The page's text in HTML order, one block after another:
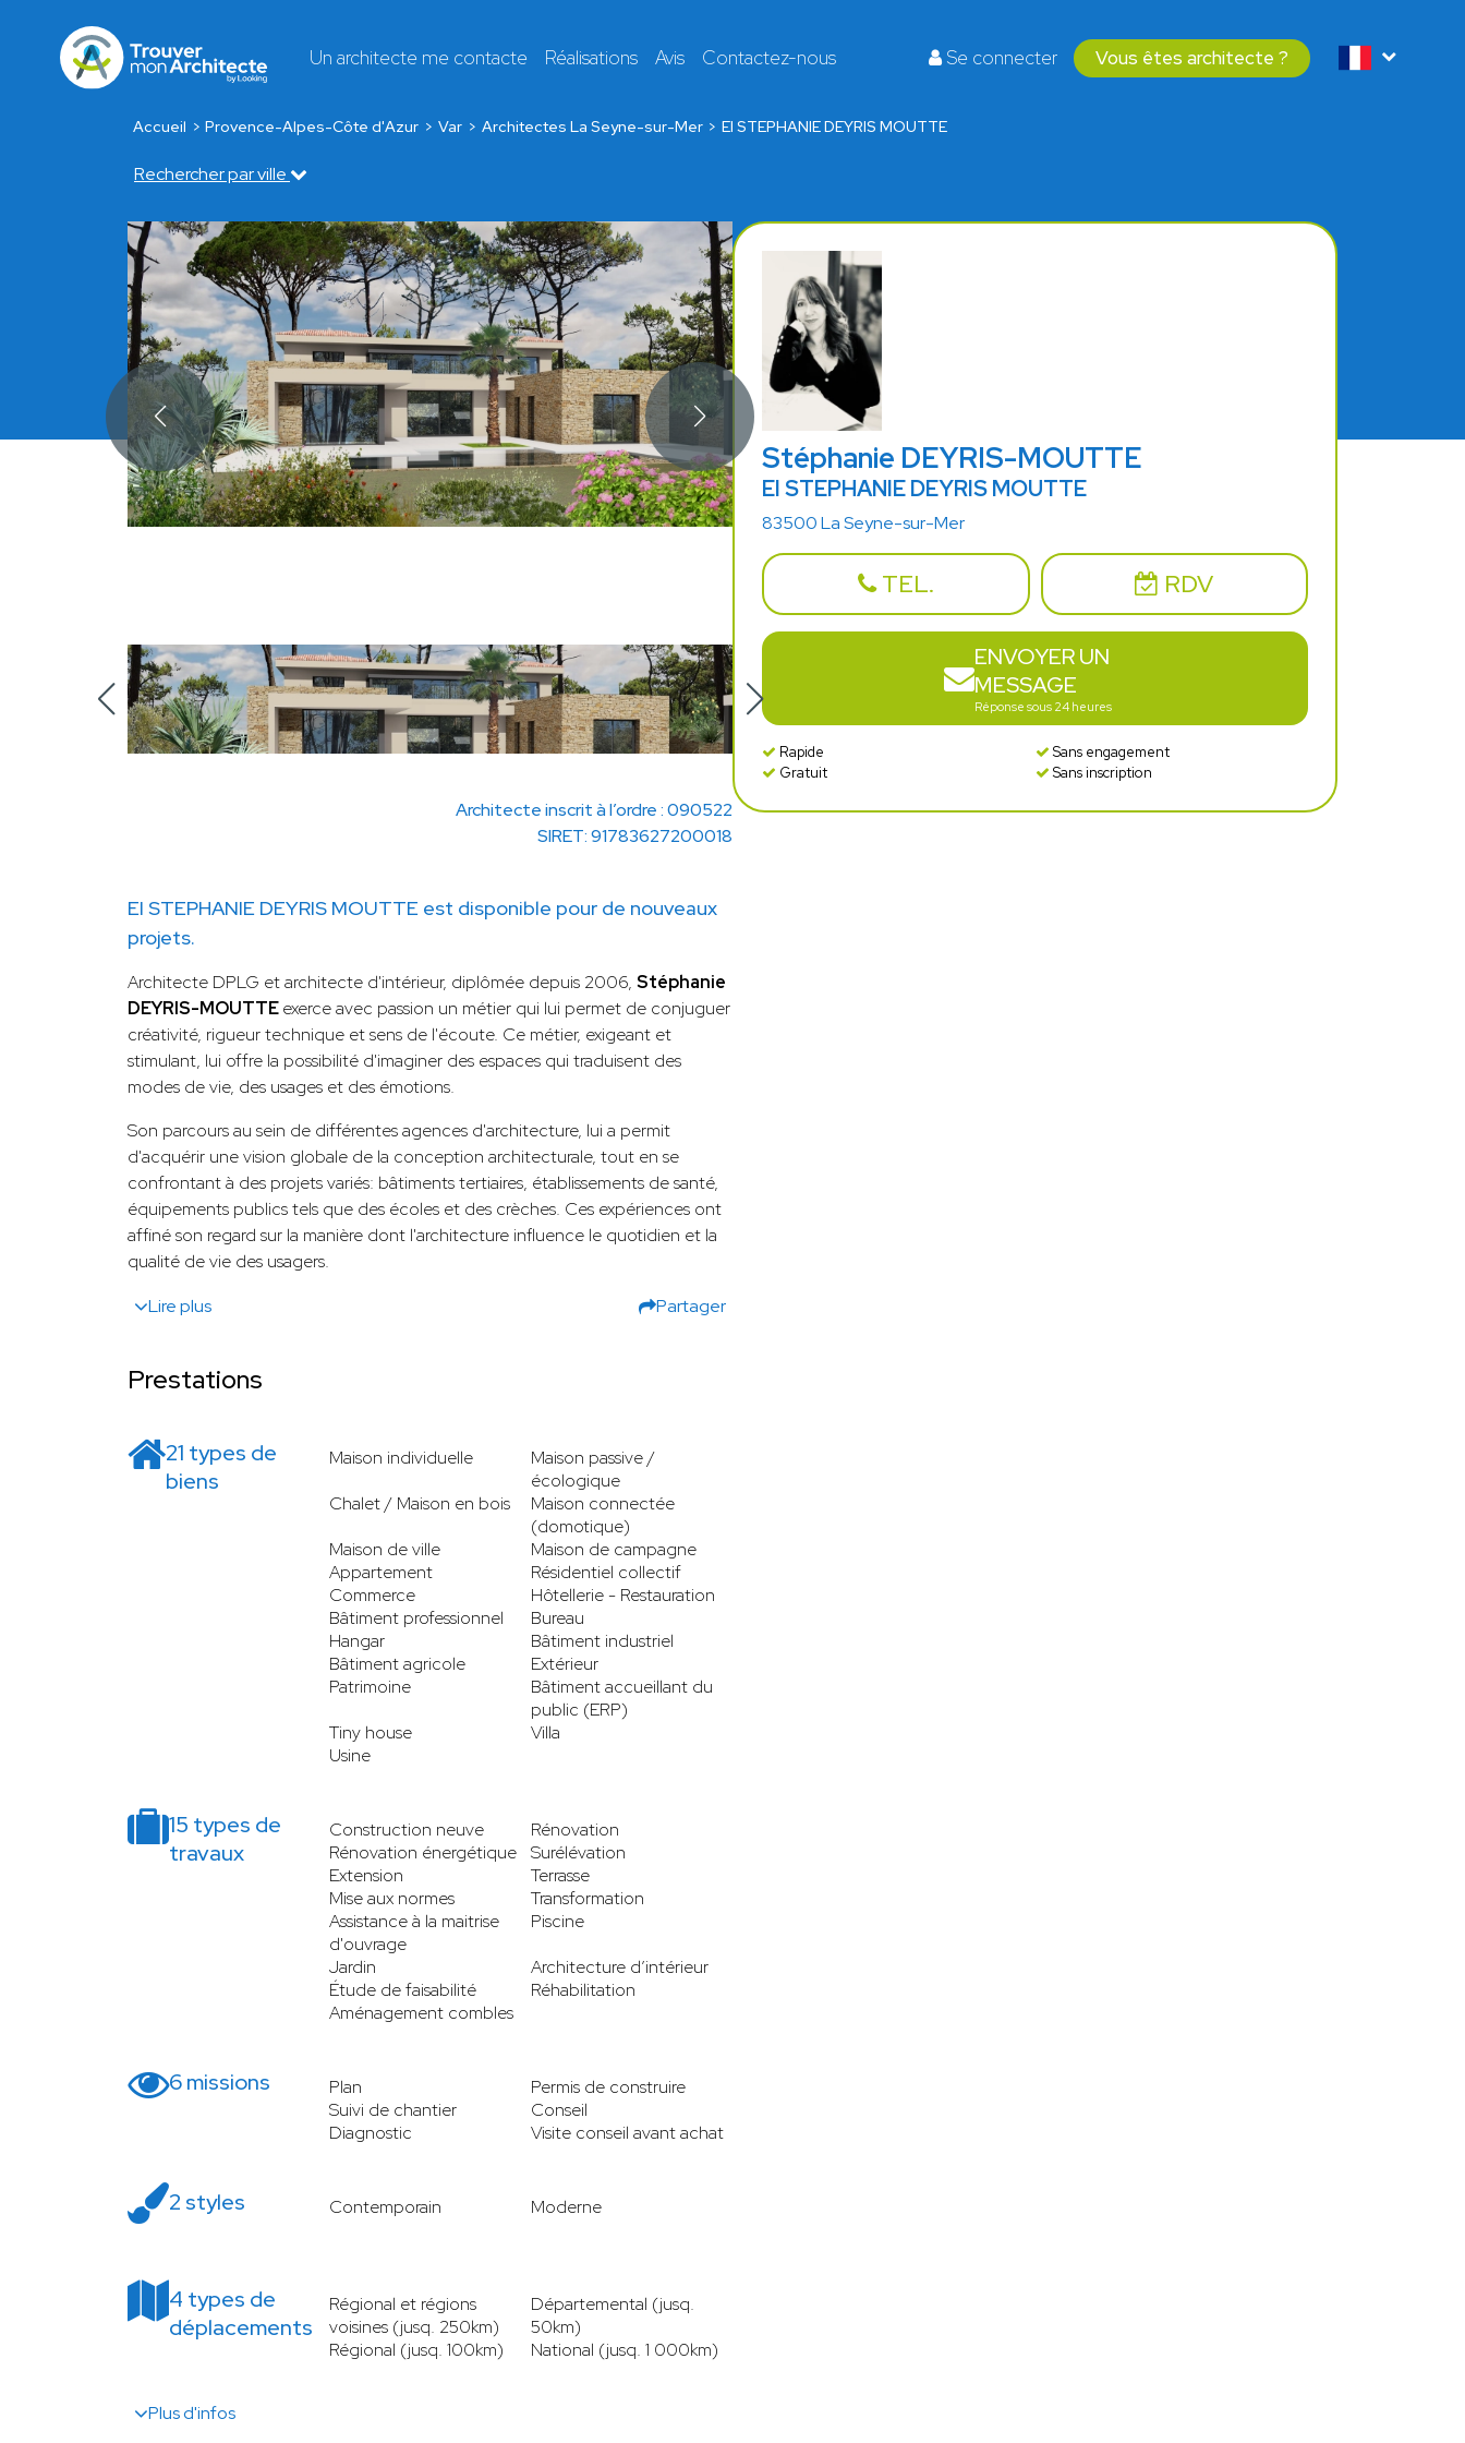
Un architecte me contacte Réalisations Avis Contactez-nous Se connecter Vous êtes architecte ?
Accueil Provence-Alpes-Côte d'Azur Var Architectes La Seyne-sur-Mer EI STEPHANIE DEYRIS MOUTTE
Rechercher par ville
Architecte inscrit à l’ordre : 090522
SIRET: 91783627200018
EI STEPHANIE DEYRIS MOUTTE est disponible pour de nouveaux
projets.
Architecte DPLG et architecte d'intérieur, diplômée depuis 2006, Stéphanie
DEYRIS-MOUTTEexerce avec passion un métier qui lui permet de conjuguer
créativité, rigueur technique et sens de l'écoute. Ce métier, exigeant et
stimulant, lui offre la possibilité d'imaginer des espaces qui traduisent des
modes de vie, des usages et des émotions.
Son parcours au sein de différentes agences d'architecture, lui a permit
d'acquérir une vision globale de la conception architecturale, tout en se
confrontant à des projets variés: bâtiments tertiaires, établissements de santé,
équipements publics tels que des écoles et des crèches. Ces expériences ont
affiné son regard sur la manière dont l'architecture influence le quotidien et la
qualité de vie des usagers.
Lire plus
Partager
Prestations
21 types de
biens
Maison individuelle
Maison passive /
écologique
Chalet / Maison en bois
Maison connectée
(domotique)
Maison de ville
Maison de campagne
Appartement
Résidentiel collectif
Commerce
Hôtellerie - Restauration
Bâtiment professionnel
Bureau
Hangar
Bâtiment industriel
Bâtiment agricole
Extérieur
Patrimoine
Bâtiment accueillant du
public (ERP)
Tiny house
Villa
Usine
15 types de
travaux
Construction neuve
Rénovation
Rénovation énergétique
Surélévation
Extension
Terrasse
Mise aux normes
Transformation
Assistance à la maitrise
d'ouvrage
Piscine
Jardin
Architecture d’intérieur
Étude de faisabilité
Réhabilitation
Aménagement combles
6 missions Plan
Permis de construire
Suivi de chantier
Conseil
Diagnostic
Visite conseil avant achat
2 styles Contemporain Moderne
4 types de
déplacements
Régional et régions
voisines (jusq. 250km)
Départemental (jusq.
50km)
Régional (jusq. 100km)
National (jusq. 1 000km)
Plus d'infos
Stéphanie DEYRIS-MOUTTE
EI STEPHANIE DEYRIS MOUTTE
83500 La Seyne-sur-Mer
TEL. RDV
ENVOYER UN
MESSAGE
Réponse sous 24 heures
Rapide
Sans engagement
Gratuit
Sans inscription